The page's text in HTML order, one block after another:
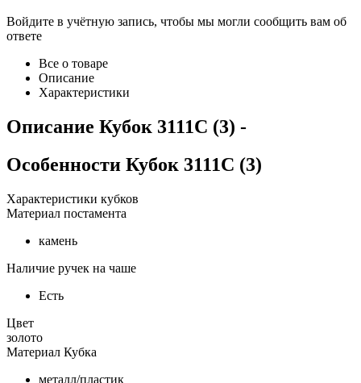
Войдите в учётную запись, чтобы мы могли сообщить вам об
ответе
Все о товаре
Описание
Характеристики
Описание Кубок 3111C (3) -
Особенности Кубок 3111C (3)
Характеристики кубков
Материал постамента
камень
Наличие ручек на чаше
Есть
Цвет
золото
Материал Кубка
металл/пластик